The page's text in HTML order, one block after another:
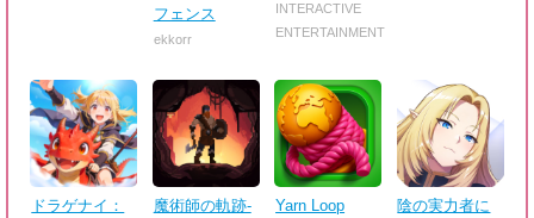
フェンス
ekkorr
INTERACTIVE
ENTERTAINMENT
ドラゲナイ：
魔術師の軌跡-
Yarn Loop
陰の実力者に